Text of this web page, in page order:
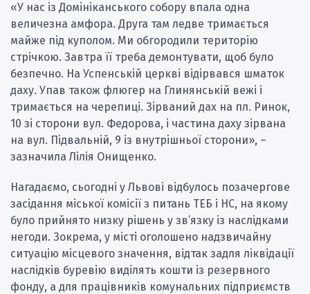
«У нас із Домініканського собору впала одна
величезна амфора. Друга там ледве тримається
майже під куполом. Ми обгородили територію
стрічкою. Завтра її треба демонтувати, щоб було
безпечно. На Успенській церкві відірвався шматок
даху. Упав також флюгер на Глинянській вежі і
тримається на черепиці. Зірваний дах на пл. Ринок,
10 зі сторони вул. Федорова, і частина даху зірвана
на вул. Підвальній, 9 із внутрішньої сторони», –
зазначила Лілія Онищенко.
Нагадаємо, сьогодні у Львові відбулось позачергове
засідання міської комісії з питань ТЕБ і НС, на якому
було прийнято низку рішень у зв’язку із наслідками
негоди. Зокрема, у місті оголошено надзвичайну
ситуацію місцевого значення, відтак задля ліквідації
наслідків буревію виділять кошти із резервного
фонду, а для працівників комунальних підприємств